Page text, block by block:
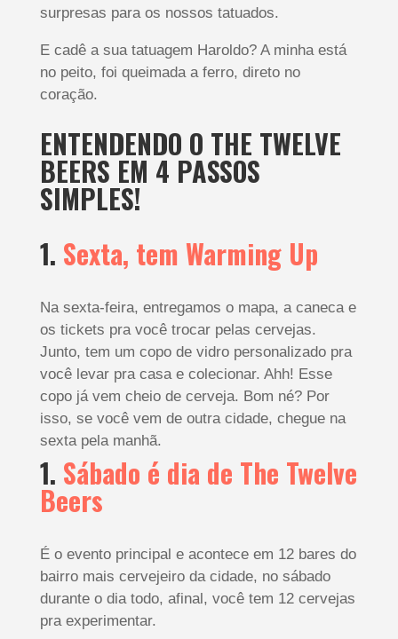
surpresas para os nossos tatuados.
E cadê a sua tatuagem Haroldo? A minha está
no peito, foi queimada a ferro, direto no
coração.
ENTENDENDO O THE TWELVE
BEERS EM 4 PASSOS
SIMPLES!
1. Sexta, tem Warming Up
Na sexta-feira, entregamos o mapa, a caneca e
os tickets pra você trocar pelas cervejas.
Junto, tem um copo de vidro personalizado pra
você levar pra casa e colecionar. Ahh! Esse
copo já vem cheio de cerveja. Bom né? Por
isso, se você vem de outra cidade, chegue na
sexta pela manhã.
1. Sábado é dia de The Twelve
Beers
É o evento principal e acontece em 12 bares do
bairro mais cervejeiro da cidade, no sábado
durante o dia todo, afinal, você tem 12 cervejas
pra experimentar.